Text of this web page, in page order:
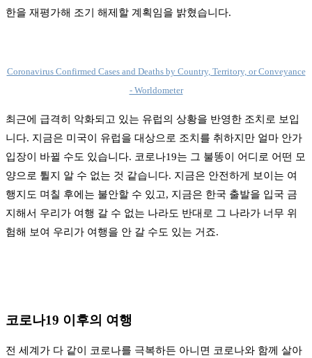
한을 재평가해 조기 해제할 계획임을 밝혔습니다.
Coronavirus Confirmed Cases and Deaths by Country, Territory, or Conveyance
- Worldometer
최근에 급격히 악화되고 있는 유럽의 상황을 반영한 조치로 보입
니다. 지금은 미국이 유럽을 대상으로 조치를 취하지만 얼마 안가
입장이 바뀔 수도 있습니다. 코로나19는 그 불똥이 어디로 어떤 모
양으로 튈지 알 수 없는 것 같습니다. 지금은 안전하게 보이는 여
행지도 며칠 후에는 불안할 수 있고, 지금은 한국 출발을 입국 금
지해서 우리가 여행 갈 수 없는 나라도 반대로 그 나라가 너무 위
험해 보여 우리가 여행을 안 갈 수도 있는 거죠.
코로나19 이후의 여행
전 세계가 다 같이 코로나를 극복하든 아니면 코로나와 함께 살아